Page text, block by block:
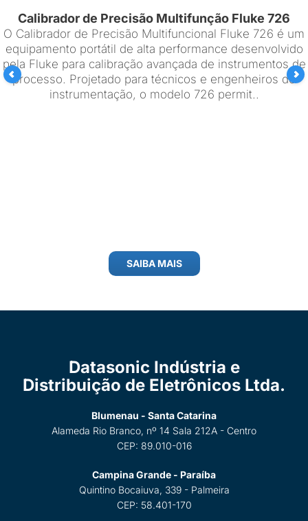
Calibrador de Precisão Multifunção Fluke 726
O Calibrador de Precisão Multifuncional Fluke 726 é um
equipamento portátil de alta performance desenvolvido
pela Fluke para calibração avançada de instrumentos de
processo. Projetado para técnicos e engenheiros de
instrumentação, o modelo 726 permit..
SAIBA MAIS
Datasonic Indústria e
Distribuição de Eletrônicos Ltda.
Blumenau - Santa Catarina
Alameda Rio Branco, nº 14 Sala 212A - Centro
CEP: 89.010-016
Campina Grande - Paraíba
Quintino Bocaiuva, 339 - Palmeira
CEP: 58.401-170